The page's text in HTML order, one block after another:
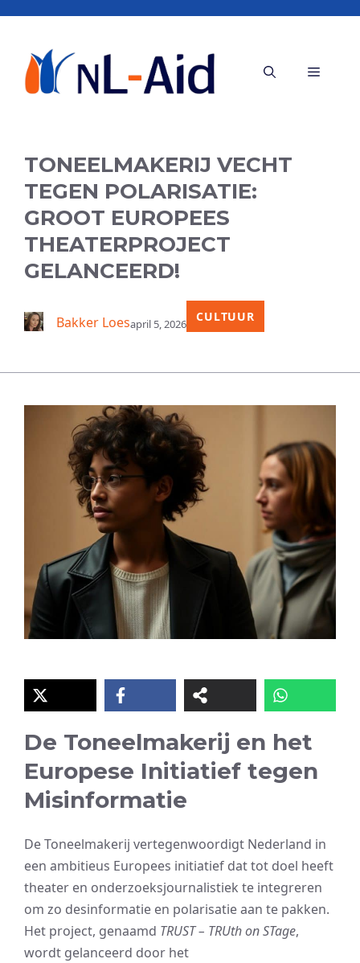
inhoud
Menu
TONEELMAKERIJ VECHT
TEGEN POLARISATIE:
GROOT EUROPEES
THEATERPROJECT
GELANCEERD!
Bakker Loesapril 5, 2026 CULTUUR
De Toneelmakerij en het
Europese Initiatief tegen
Misinformatie
De Toneelmakerij vertegenwoordigt Nederland in
een ambitieus Europees initiatief dat tot doel heeft
theater en onderzoeksjournalistiek te integreren
om zo desinformatie en polarisatie aan te pakken.
Het project, genaamd TRUST – TRUth on STage,
wordt gelanceerd door het